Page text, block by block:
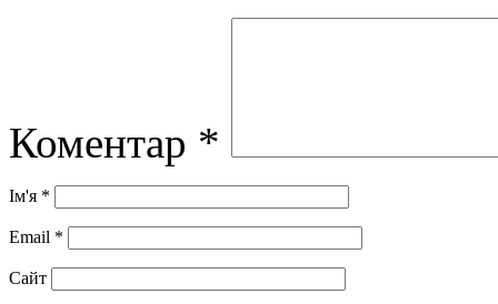
Коментар *
Ім'я *
Email *
Сайт